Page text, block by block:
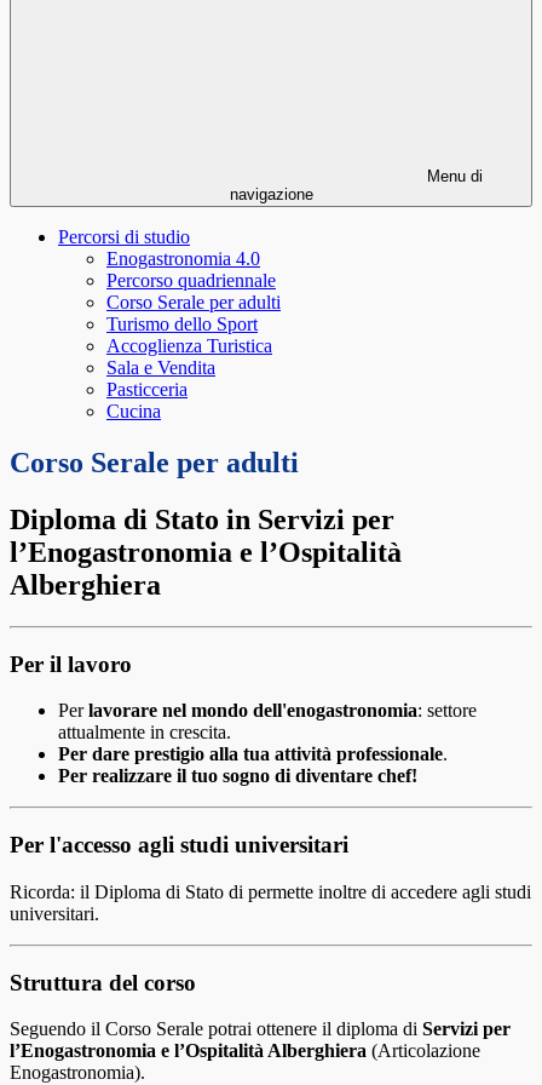
Menu di
navigazione
Percorsi di studio
Enogastronomia 4.0
Percorso quadriennale
Corso Serale per adulti
Turismo dello Sport
Accoglienza Turistica
Sala e Vendita
Pasticceria
Cucina
Corso Serale per adulti
Diploma di Stato in Servizi per
l’Enogastronomia e l’Ospitalità
Alberghiera
Per il lavoro
Perlavorare nel mondo dell'enogastronomia: settore
attualmente in crescita.
Per dare prestigio alla tua attività professionale.
Per realizzare il tuo sogno di diventare chef!
Per l'accesso agli studi universitari
Ricorda: il Diploma di Stato di permette inoltre di accedere agli studi
universitari.
Struttura del corso
Seguendo il Corso Serale potrai ottenere il diploma di Servizi per
l’Enogastronomia e l’Ospitalità Alberghiera (Articolazione
Enogastronomia).